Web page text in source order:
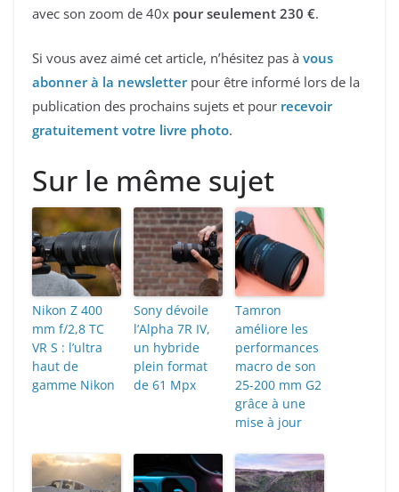
avec son zoom de 40x pour seulement 230 €.
Si vous avez aimé cet article, n’hésitez pas à vous
abonner à la newsletterpour être informé lors de la
publication des prochains sujets et pour recevoir
gratuitement votre livre photo.
Sur le même sujet
Nikon Z 400
mm f/2,8 TC
VR S : l’ultra
haut de
gamme Nikon
Sony dévoile
l’Alpha 7R IV,
un hybride
plein format
de 61 Mpx
Tamron
améliore les
performances
macro de son
25-200 mm G2
grâce à une
mise à jour